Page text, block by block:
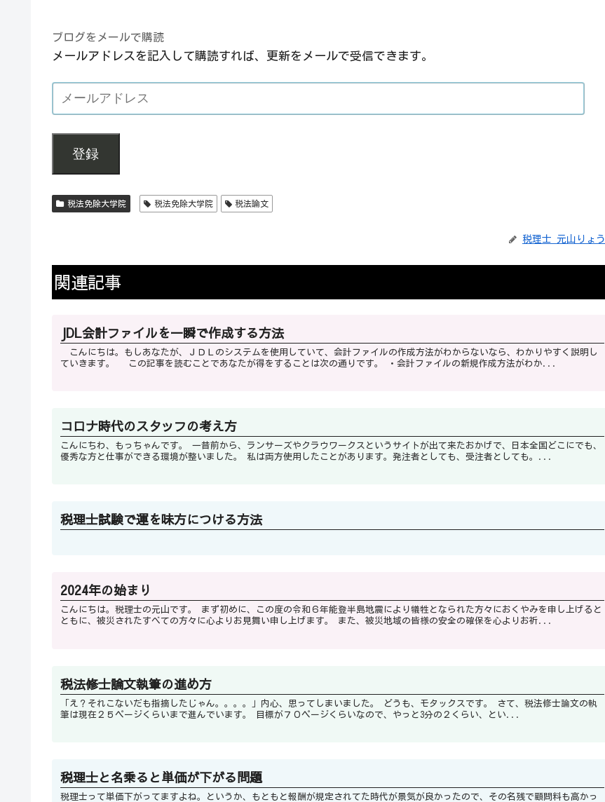
ブログをメールで購読
メールアドレスを記入して購読すれば、更新をメールで受信できます。
登録
税法免除大学院 税法免除大学院 税法論文
税理士 元山りょう
関連記事
JDL会計ファイルを一瞬で作成する方法
こんにちは。もしあなたが、ＪＤＬのシステムを使用していて、会計ファイルの作成方法がわからないなら、わかりやすく説明し
ていきます。 この記事を読むことであなたが得をすることは次の通りです。 ・会計ファイルの新規作成方法がわか...
コロナ時代のスタッフの考え方
こんにちわ、もっちゃんです。 一昔前から、ランサーズやクラウワークスというサイトが出て来たおかげで、日本全国どこにでも、
優秀な方と仕事ができる環境が整いました。 私は両方使用したことがあります。発注者としても、受注者としても。...
税理士試験で運を味方につける方法
2024年の始まり
こんにちは。税理士の元山です。 まず初めに、この度の令和６年能登半島地震により犠牲となられた方々におくやみを申し上げると
ともに、被災されたすべての方々に心よりお見舞い申し上げます。 また、被災地域の皆様の安全の確保を心よりお祈...
税法修士論文執筆の進め方
「え？それこないだも指摘したじゃん。。。。」内心、思ってしまいました。 どうも、モタックスです。 さて、税法修士論文の執
筆は現在２５ページくらいまで進んでいます。 目標が７０ページくらいなので、やっと3分の２くらい、とい...
税理士と名乗ると単価が下がる問題
税理士って単価下がってますよね。というか、もともと報酬が規定されてた時代が景気が良かったので、その名残で顧問料も高かっ